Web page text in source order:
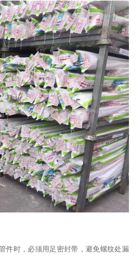
件时，必须用足密封带，避免螺纹处漏